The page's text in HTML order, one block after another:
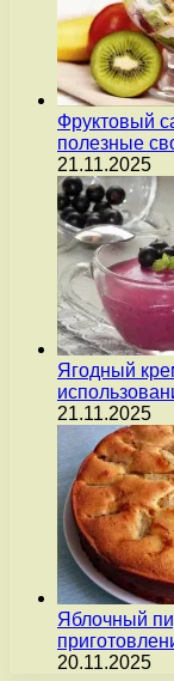
Фруктовый
полезные
21.11.2025
Ягодный
21.11.2025
Яблочный
20.11.2025